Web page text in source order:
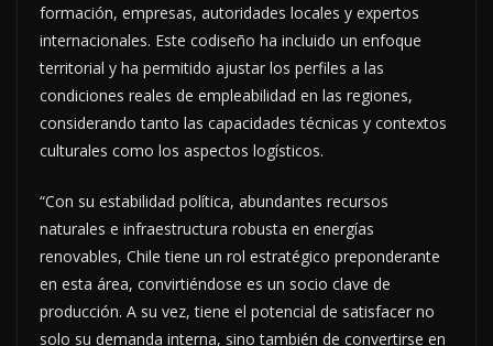
formación, empresas, autoridades locales y expertos
internacionales. Este codiseño ha incluido un enfoque
territorial y ha permitido ajustar los perfiles a las
condiciones reales de empleabilidad en las regiones,
considerando tanto las capacidades técnicas y contextos
culturales como los aspectos logísticos.
“Con su estabilidad política, abundantes recursos
naturales e infraestructura robusta en energías
renovables, Chile tiene un rol estratégico preponderante
en esta área, convirtiéndose es un socio clave de
producción. A su vez, tiene el potencial de satisfacer no
solo su demanda interna, sino también de convertirse en